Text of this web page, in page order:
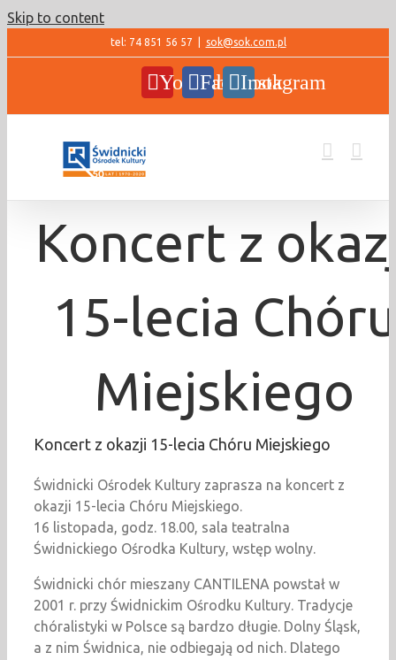
Skip to content
tel: 74 851 56 57 sok@sok.com.pl
YouTubeFacebookInstagram
Koncert z
15-lecia Chóru
Miejskiego
Koncert z okazji 15-lecia Chóru Miejskiego
Świdnicki Ośrodek Kultury zaprasza na koncert z
okazji 15-lecia Chóru Miejskiego.
16 listopada, godz. 18.00, sala teatralna
Świdnickiego Ośrodka Kultury, wstęp wolny.
Świdnicki chór mieszany CANTILENA powstał w
2001 r. przy Świdnickim Ośrodku Kultury. Tradycje
chóralistyki w Polsce są bardzo długie. Dolny Śląsk,
a z nim Świdnica, nie odbiegają od nich. Dlatego